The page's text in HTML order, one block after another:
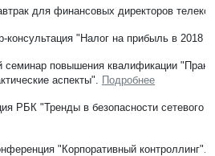
для финансовых директоров
консультация "Налог на прибыль в 2018
семинар повышения квалификации
аспекты". Подробнее
РБК "Тренды в безопасности сетевого
"Корпоративный контроллинг".